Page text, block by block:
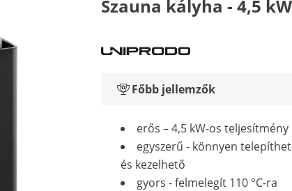
Szauna kályha - 4,5
Főbb jellemzők
erős – 4,5 kW-os teljesítmény
egyszerű - könnyen
és kezelhető
gyors - felmelegít 110 °C-ra